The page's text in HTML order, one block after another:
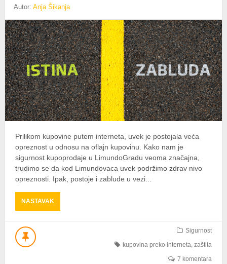
Autor:Anja Šikanja
Prilikom kupovine putem interneta, uvek je postojala veća
opreznost u odnosu na oflajn kupovinu. Kako nam je
sigurnost kupoprodaje u LimundoGradu veoma značajna,
trudimo se da kod Limundovaca uvek podržimo zdrav nivo
opreznosti. Ipak, postoje i zablude u vezi...
NASTAVAKABOUT
3
NAJVEĆE
Sigurnost
kupovina preko interneta,zaštita
7 komentara